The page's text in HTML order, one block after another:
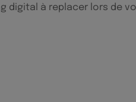
digital à replacer lors de